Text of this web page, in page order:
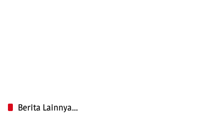
Berita Lainnya...